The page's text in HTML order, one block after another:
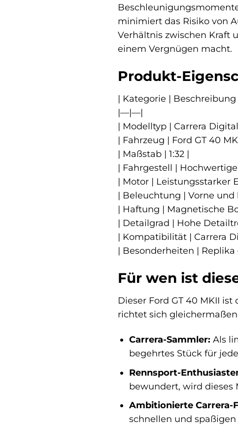
minimiert das Risiko von
Verhältnis zwischen Kraft
einem Vergnügen macht.
Produkt-
| Kategorie | Beschreibung
|—|—|
| Modelltyp | Carrera Digital
| Fahrzeug | Ford GT 40
| Maßstab | 1:32 |
| Fahrgestell |
| Motor | Leistungsstarker
| Beleuchtung | Vorne
| Haftung | Magnetische
| Detailgrad | Hohe
| Kompatibilität | Carrera
| Besonderheiten | Replika
Für wen ist
Dieser Ford GT 40 MKII
richtet sich gleichermaßen
Carrera-Sammler: Als
begehrtes Stück für
Rennsport-
bewundert, wird dieses
Ambitionierte Carrera-
schnellen und